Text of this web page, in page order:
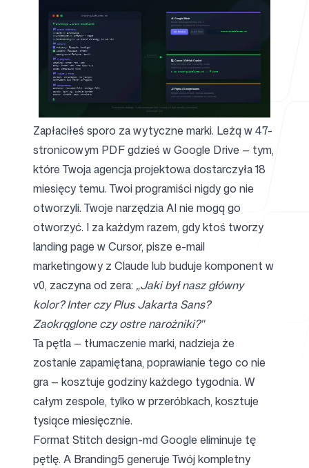
Dla agencji
Blog
Cennik
Centrum pomocy
Darmowe narzędzia
FAQ
Zapłaciłeś sporo za wytyczne marki. Leżą w 47-
stronicowym PDF gdzieś w Google Drive — tym,
które Twoja agencja projektowa dostarczyła 18
miesięcy temu. Twoi programiści nigdy go nie
otworzyli. Twoje narzędzia AI nie mogą go
otworzyć. I za każdym razem, gdy ktoś tworzy
landing page w Cursor, pisze e-mail
marketingowy z Claude lub buduje komponent w
v0, zaczyna od zera: „Jaki był nasz główny
kolor? Inter czy Plus Jakarta Sans?
Zaokrąglone czy ostre narożniki?"
Ta pętla — tłumaczenie marki, nadzieja że
zostanie zapamiętana, poprawianie tego co nie
gra — kosztuje godziny każdego tygodnia. W
całym zespole, tylko w przeróbkach, kosztuje
tysiące miesięcznie.
Format Stitch design-md Google eliminuje tę
pętlę. A Branding5generuje Twój kompletny